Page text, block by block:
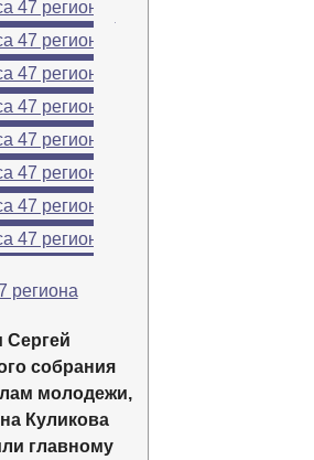
Сергей
собрания
молодежи,
Куликова
главному